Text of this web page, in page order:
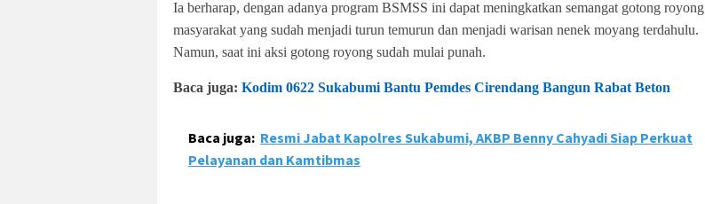
Ia berharap, dengan adanya program BSMSS ini dapat meningkatkan semangat gotong royong
masyarakat yang sudah menjadi turun temurun dan menjadi warisan nenek moyang terdahulu.
Namun, saat ini aksi gotong royong sudah mulai punah.
Baca juga: Kodim 0622 Sukabumi Bantu Pemdes Cirendang Bangun Rabat Beton
Baca juga: Resmi Jabat Kapolres Sukabumi, AKBP Benny Cahyadi Siap Perkuat
Pelayanan dan Kamtibmas